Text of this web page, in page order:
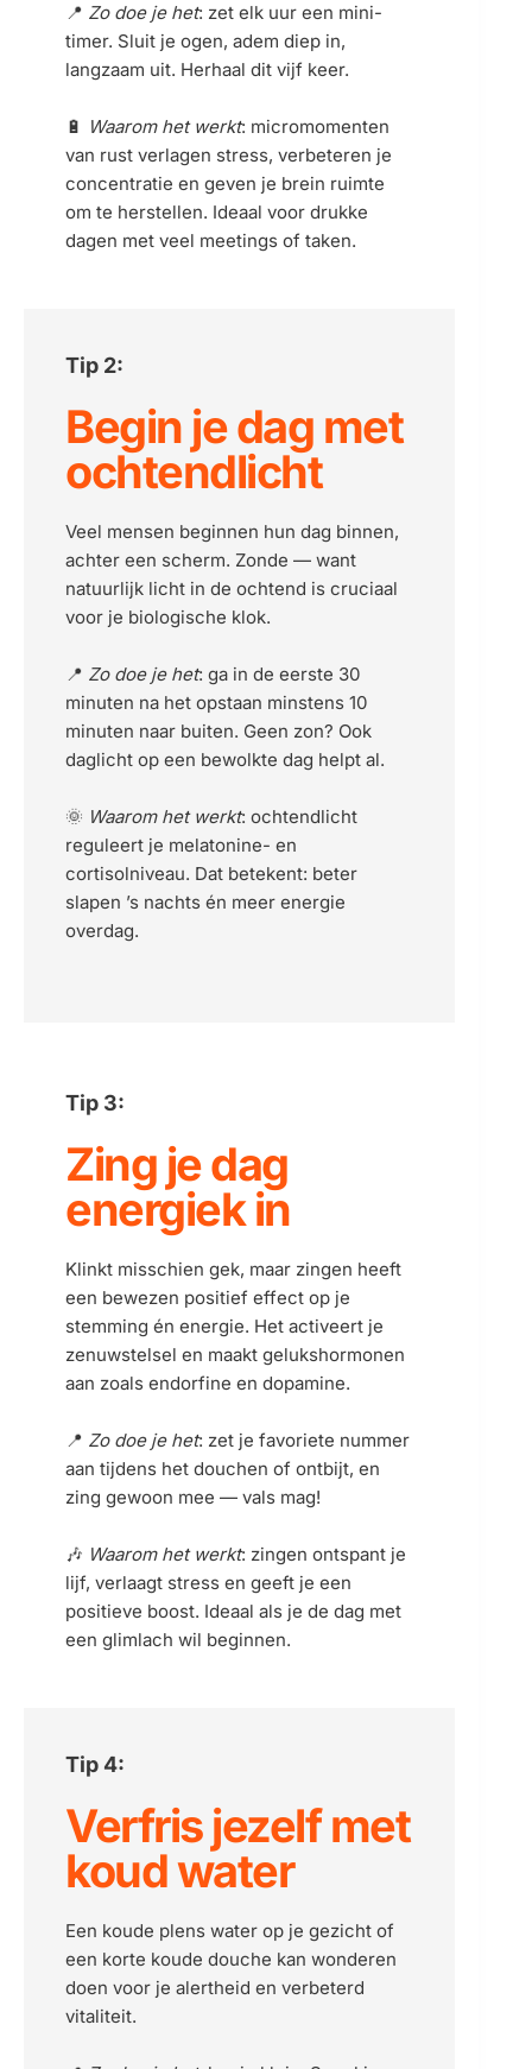
📍 Zo doe je het: zet elk uur een mini-
timer. Sluit je ogen, adem diep in,
langzaam uit. Herhaal dit vijf keer.
🔋 Waarom het werkt: micromomenten
van rust verlagen stress, verbeteren je
concentratie en geven je brein ruimte
om te herstellen. Ideaal voor drukke
dagen met veel meetings of taken.
Tip 2:
Begin je dag met
ochtendlicht
Veel mensen beginnen hun dag binnen,
achter een scherm. Zonde — want
natuurlijk licht in de ochtend is cruciaal
voor je biologische klok.
📍 Zo doe je het: ga in de eerste 30
minuten na het opstaan minstens 10
minuten naar buiten. Geen zon? Ook
daglicht op een bewolkte dag helpt al.
🌞 Waarom het werkt: ochtendlicht
reguleert je melatonine- en
cortisolniveau. Dat betekent: beter
slapen ’s nachts én meer energie
overdag.
Tip 3:
Zing je dag
energiek in
Klinkt misschien gek, maar zingen heeft
een bewezen positief effect op je
stemming én energie. Het activeert je
zenuwstelsel en maakt gelukshormonen
aan zoals endorfine en dopamine.
📍 Zo doe je het: zet je favoriete nummer
aan tijdens het douchen of ontbijt, en
zing gewoon mee — vals mag!
🎶 Waarom het werkt: zingen ontspant je
lijf, verlaagt stress en geeft je een
positieve boost. Ideaal als je de dag met
een glimlach wil beginnen.
Tip 4:
Verfris jezelf met
koud water
Een koude plens water op je gezicht of
een korte koude douche kan wonderen
doen voor je alertheid en verbeterd
vitaliteit.